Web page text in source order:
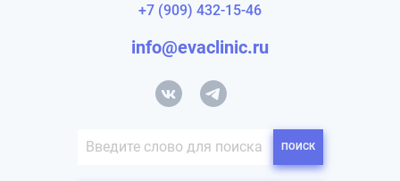
+7 (909) 432-15-46
info@evaclinic.ru